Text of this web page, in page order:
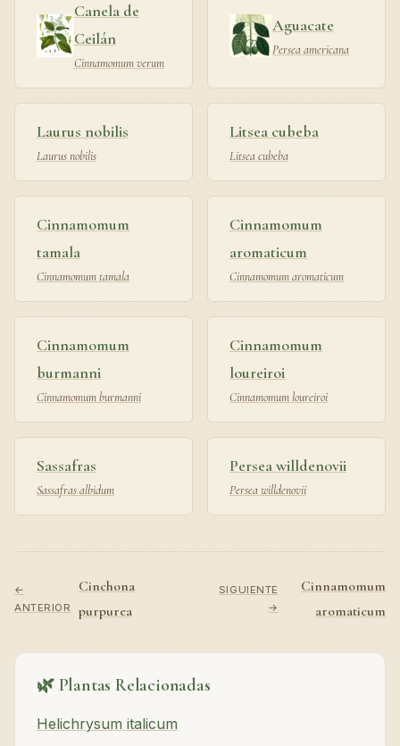
Canela de
Ceilán
Cinnamomum verum
Aguacate
Persea americana
Laurus nobilis
Laurus nobilis
Litsea cubeba
Litsea cubeba
Cinnamomum
tamala
Cinnamomum tamala
Cinnamomum
aromaticum
Cinnamomum aromaticum
Cinnamomum
burmanni
Cinnamomum burmanni
Cinnamomum
loureiroi
Cinnamomum loureiroi
Sassafras
Sassafras albidum
Persea willdenovii
Persea willdenovii
←
ANTERIOR
Cinchona
purpurea
SIGUIENTE
→
Cinnamomum
aromaticum
🌿 Plantas Relacionadas
Helichrysum italicum